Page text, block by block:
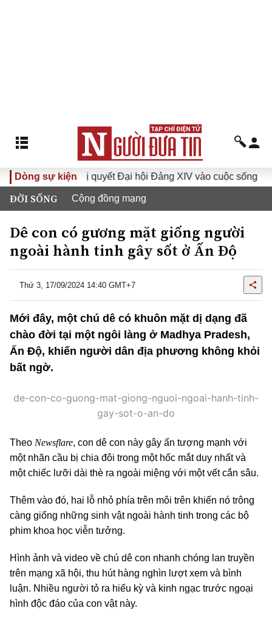
Dòng sự kiện
Đưa Nghị quyết Đại hội Đảng XIV vào cuộc sống
ĐỜI SỐNG Cộng đồng mạng
Dê con có gương mặt giống người
ngoài hành tinh gây sốt ở Ấn Độ
Thứ 3, 17/09/2024 14:40 GMT+7
Mới đây, một chú dê có khuôn mặt dị dạng đã
chào đời tại một ngôi làng ở Madhya Pradesh,
Ấn Độ, khiến người dân địa phương không khỏi
bất ngờ.
de-con-co-guong-mat-giong-nguoi-ngoai-hanh-tinh-
gay-sot-o-an-do
Theo Newsflare, con dê con này gây ấn tượng mạnh với
một nhãn cầu bị chia đôi trong một hốc mắt duy nhất và
một chiếc lưỡi dài thè ra ngoài miệng với một vết cắn sâu.
Thêm vào đó, hai lỗ nhỏ phía trên môi trên khiến nó trông
càng giống những sinh vật ngoài hành tinh trong các bộ
phim khoa học viễn tưởng.
Hình ảnh và video về chú dê con nhanh chóng lan truyền
trên mạng xã hội, thu hút hàng nghìn lượt xem và bình
luận. Nhiều người tỏ ra hiếu kỳ và kinh ngạc trước ngoại
hình độc đáo của con vật này.